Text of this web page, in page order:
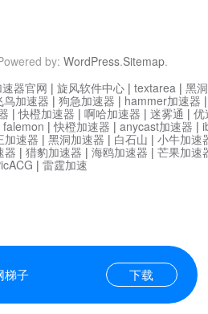
by: WordPress.Sitemap.
梯子 下载
器官网 | 旋风软件中心 | textarea | 黑
鸟加速器 | 狗急加速器 | hammer加速器
|快橙加速器 | 啊哈加速器 | 迷雾通 | 优
falemon |快橙加速器 | anycast加速器 |
加速器 | 黑洞加速器 | 白石山 | 小牛加速
器 | 猎豹加速器 | 海鸥加速器 | 芒果加速
| 雷霆加速